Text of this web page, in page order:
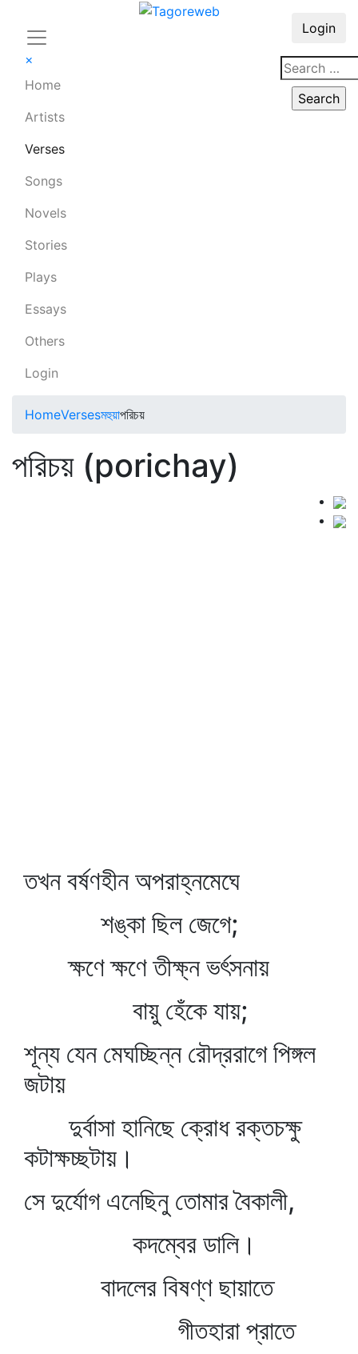
×
Home
Artists
Verses
Songs
Novels
Stories
Plays
Essays
Others
Login
Login
HomeVersesমহুয়াপরিচয়
পরিচয় (porichay)
তখন বর্ষণহীন অপরাহ্নমেঘে
শঙ্কা ছিল জেগে;
ক্ষণে ক্ষণে তীক্ষ্ন ভর্ৎসনায়
বায়ু হেঁকে যায়;
শূন্য যেন মেঘচ্ছিন্ন রৌদ্ররাগে পিঙ্গল
জটায়
দুর্বাসা হানিছে ক্রোধ রক্তচক্ষু
কটাক্ষচ্ছটায়।
সে দুর্যোগ এনেছিনু তোমার বৈকালী,
কদম্বের ডালি।
বাদলের বিষণ্ণ ছায়াতে
গীতহারা প্রাতে